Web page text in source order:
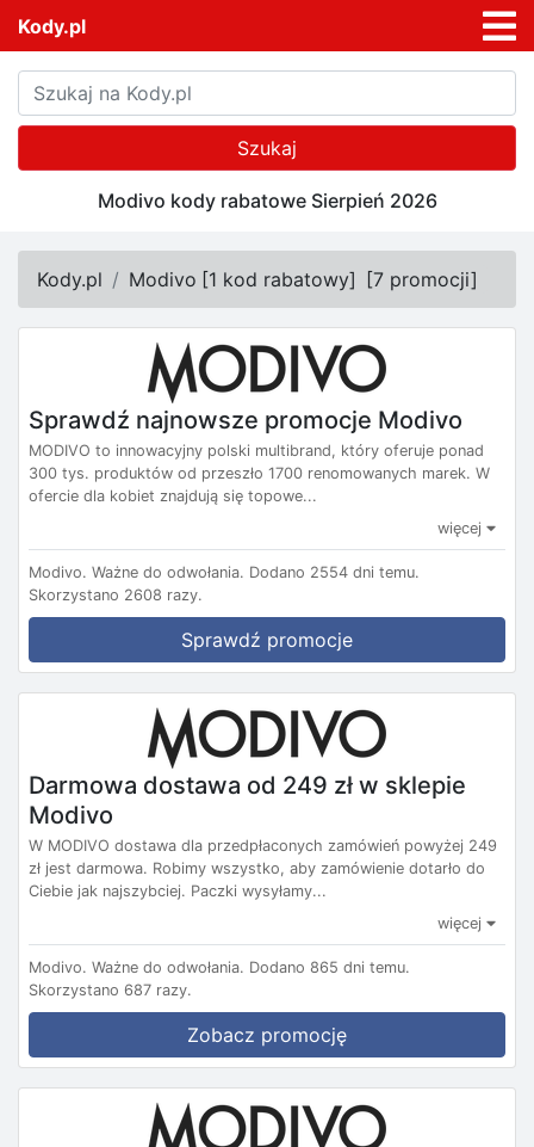
Kody.pl
Szukaj
Modivo kody rabatowe Sierpień 2026
Kody.pl Modivo [1 kod rabatowy] [7 promocji]
Sprawdź najnowsze promocje Modivo
MODIVO to innowacyjny polski multibrand, który oferuje ponad
300 tys. produktów od przeszło 1700 renomowanych marek. W
ofercie dla kobiet znajdują się topowe...
więcej
Modivo. Ważne do odwołania. Dodano 2554 dni temu.
Skorzystano 2608 razy.
Sprawdź promocje
Darmowa dostawa od 249 zł w sklepie
Modivo
W MODIVO dostawa dla przedpłaconych zamówień powyżej 249
zł jest darmowa. Robimy wszystko, aby zamówienie dotarło do
Ciebie jak najszybciej. Paczki wysyłamy...
więcej
Modivo. Ważne do odwołania. Dodano 865 dni temu.
Skorzystano 687 razy.
Zobacz promocję